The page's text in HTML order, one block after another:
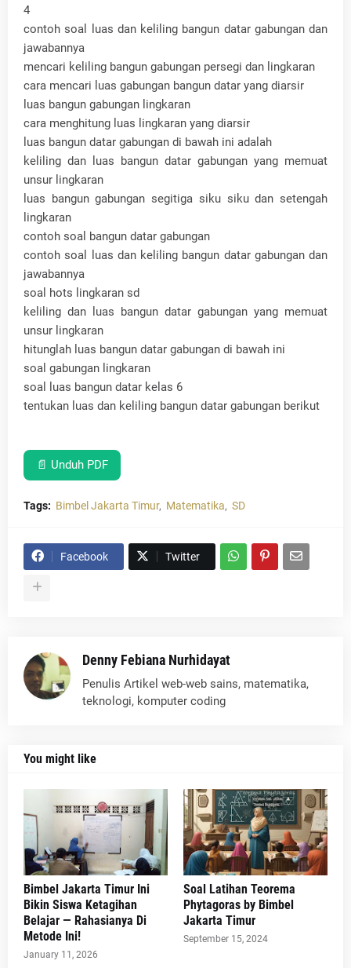
4
contoh soal luas dan keliling bangun datar gabungan dan
jawabannya
mencari keliling bangun gabungan persegi dan lingkaran
cara mencari luas gabungan bangun datar yang diarsir
luas bangun gabungan lingkaran
cara menghitung luas lingkaran yang diarsir
luas bangun datar gabungan di bawah ini adalah
keliling dan luas bangun datar gabungan yang memuat
unsur lingkaran
luas bangun gabungan segitiga siku siku dan setengah
lingkaran
contoh soal bangun datar gabungan
contoh soal luas dan keliling bangun datar gabungan dan
jawabannya
soal hots lingkaran sd
keliling dan luas bangun datar gabungan yang memuat
unsur lingkaran
hitunglah luas bangun datar gabungan di bawah ini
soal gabungan lingkaran
soal luas bangun datar kelas 6
tentukan luas dan keliling bangun datar gabungan berikut
📄 Unduh PDF
Tags: Bimbel Jakarta Timur Matematika SD
Facebook Twitter
Denny Febiana Nurhidayat
Penulis Artikel web-web sains, matematika,
teknologi, komputer coding
You might like
Bimbel Jakarta Timur Ini
Bikin Siswa Ketagihan
Belajar — Rahasianya Di
Metode Ini!
January 11, 2026
Soal Latihan Teorema
Phytagoras by Bimbel
Jakarta Timur
September 15, 2024